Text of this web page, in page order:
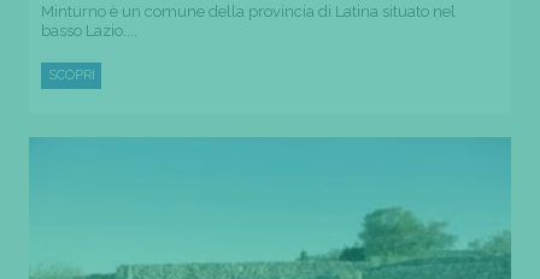
Minturno è un comune della provincia di Latina situato nel
basso Lazio....
SCOPRI